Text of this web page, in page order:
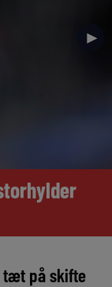
►
tæt på skifte